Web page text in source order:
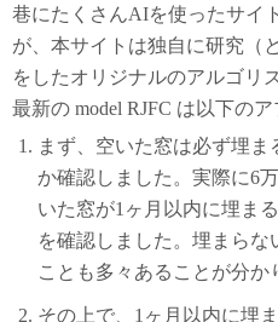
巷にたくさんAIを使ったサイ
が、本サイトは独自に研究（
をしたオリジナルのアルゴリ
最新の model RJFC は以下の
まず、空いた窓は必ず埋
か確認しました。実際に6
いた窓が1ヶ月以内に埋ま
を確認しました。埋まら
ことも多々あることが分か
その上で、1ヶ月以内に埋